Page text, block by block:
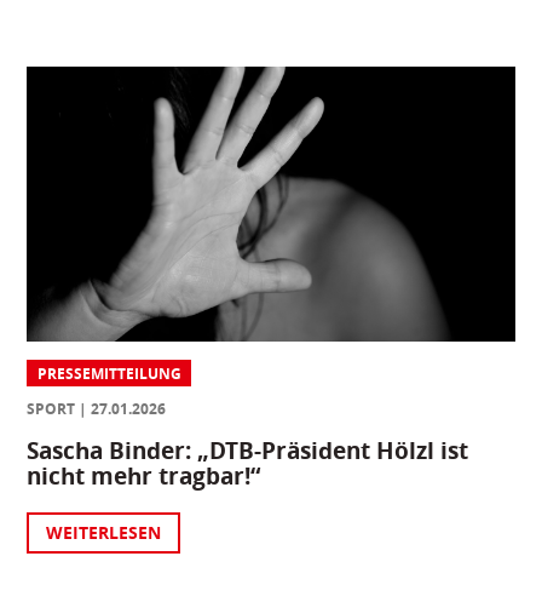
PRESSEMITTEILUNG
SPORT
27.01.2026
Sascha Binder: „DTB-Präsident Hölzl ist
nicht mehr tragbar!“
WEITERLESEN